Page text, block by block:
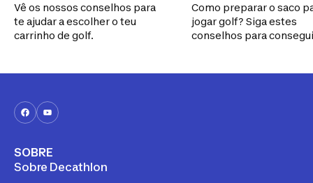
Vê os nossos conselhos para
te ajudar a escolher o teu
carrinho de golf.
Como preparar o saco
jogar golf? Siga estes
conselhos para
SOBRE
Sobre Decathlon